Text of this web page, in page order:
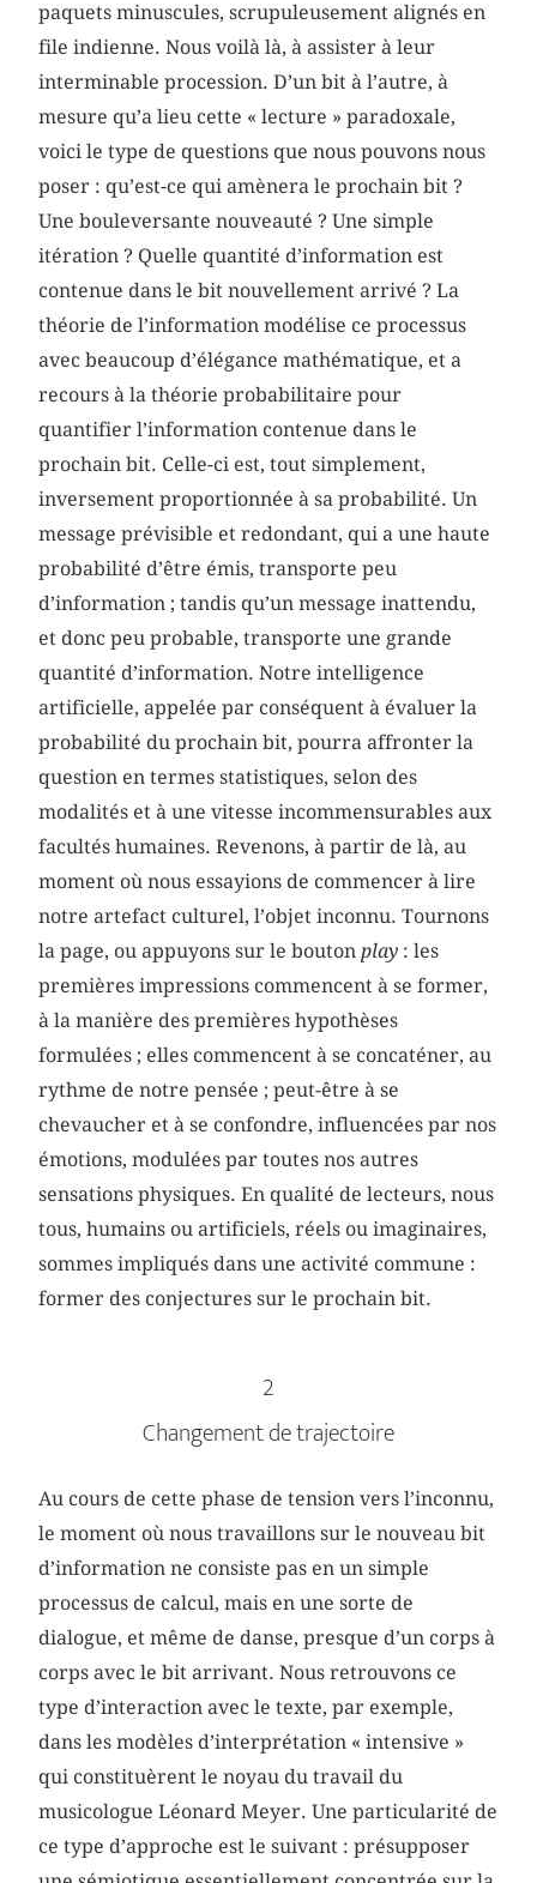
paquets minuscules, scrupuleusement alignés en
file indienne. Nous voilà là, à assister à leur
interminable procession. D’un bit à l’autre, à
mesure qu’a lieu cette « lecture » paradoxale,
voici le type de questions que nous pouvons nous
poser : qu’est-ce qui amènera le prochain bit ?
Une bouleversante nouveauté ? Une simple
itération ? Quelle quantité d’information est
contenue dans le bit nouvellement arrivé ? La
théorie de l’information modélise ce processus
avec beaucoup d’élégance mathématique, et a
recours à la théorie probabilitaire pour
quantifier l’information contenue dans le
prochain bit. Celle-ci est, tout simplement,
inversement proportionnée à sa probabilité. Un
message prévisible et redondant, qui a une haute
probabilité d’être émis, transporte peu
d’information ; tandis qu’un message inattendu,
et donc peu probable, transporte une grande
quantité d’information. Notre intelligence
artificielle, appelée par conséquent à évaluer la
probabilité du prochain bit, pourra affronter la
question en termes statistiques, selon des
modalités et à une vitesse incommensurables aux
facultés humaines. Revenons, à partir de là, au
moment où nous essayions de commencer à lire
notre artefact culturel, l’objet inconnu. Tournons
la page, ou appuyons sur le boutonplay : les
premières impressions commencent à se former,
à la manière des premières hypothèses
formulées ; elles commencent à se concaténer, au
rythme de notre pensée ; peut-être à se
chevaucher et à se confondre, influencées par nos
émotions, modulées par toutes nos autres
sensations physiques. En qualité de lecteurs, nous
tous, humains ou artificiels, réels ou imaginaires,
sommes impliqués dans une activité commune :
former des conjectures sur le prochain bit.
2
Changement de trajectoire
Au cours de cette phase de tension vers l’inconnu,
le moment où nous travaillons sur le nouveau bit
d’information ne consiste pas en un simple
processus de calcul, mais en une sorte de
dialogue, et même de danse, presque d’un corps à
corps avec le bit arrivant. Nous retrouvons ce
type d’interaction avec le texte, par exemple,
dans les modèles d’interprétation « intensive »
qui constituèrent le noyau du travail du
musicologue Léonard Meyer. Une particularité de
ce type d’approche est le suivant : présupposer